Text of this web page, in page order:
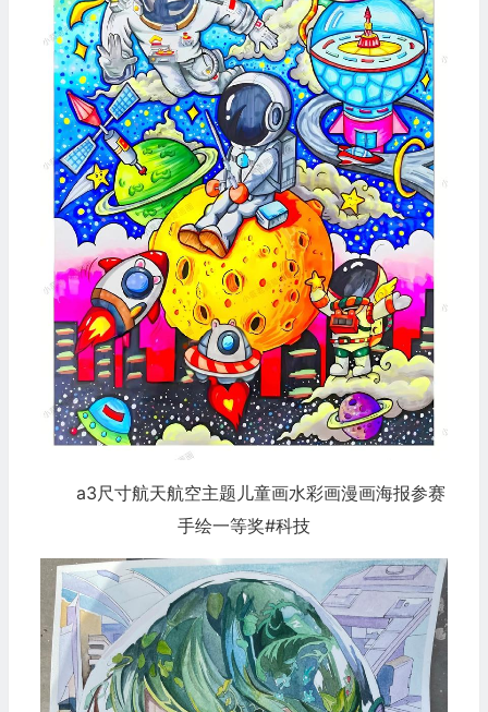
a3尺寸航天航空主题儿童画水彩画漫画海报参赛
手绘一等奖#科技